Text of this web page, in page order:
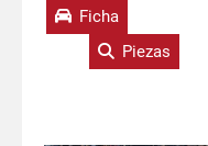
Ficha
Piezas